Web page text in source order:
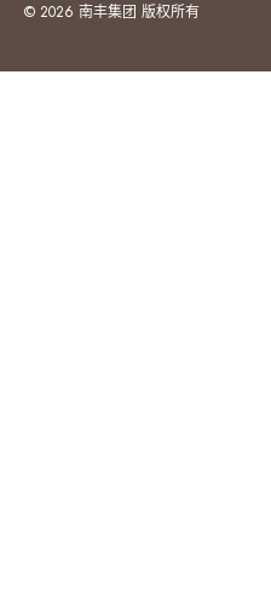
© 2026 南丰集团 版权所有